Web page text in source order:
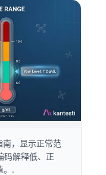
南，显示正常范
解释低、正
。.